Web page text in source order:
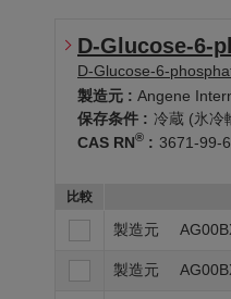
D-Glucose-6-
D-Glucose-6-
製造元 : Angene
保存条件 : 冷蔵 (氷冷
CAS RN® : 3671-99-6
比較
製造元
製造元